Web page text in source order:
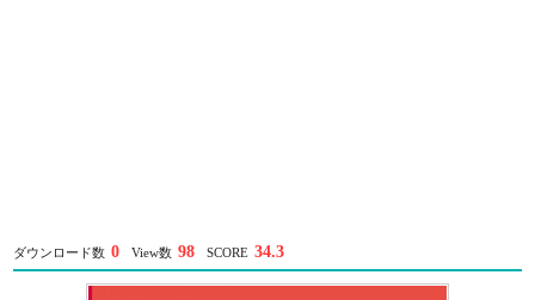
ダウンロード数 0 View数 98 SCORE 34.3